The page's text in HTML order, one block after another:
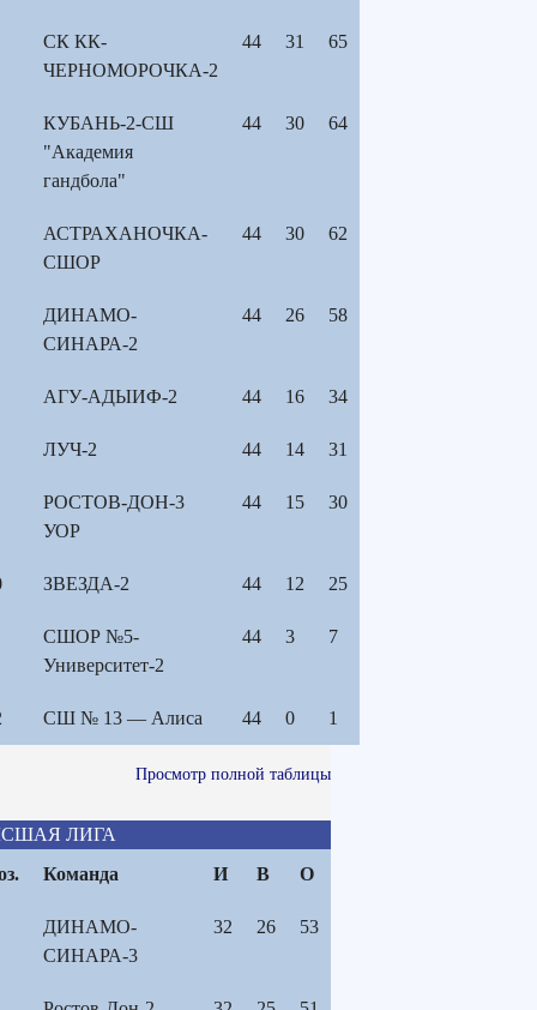
СК КК-
ЧЕРНОМОРОЧКА-2
44 31 65
КУБАНЬ-2-СШ
"Академия
гандбола"
44 30 64
АСТРАХАНОЧКА-
СШОР
44 30 62
ДИНАМО-
СИНАРА-2
44 26 58
АГУ-АДЫИФ-2 44 16 34
ЛУЧ-2 44 14 31
РОСТОВ-ДОН-3
УОР
44 15 30
ЗВЕЗДА-2 44 12 25
СШОР №5-
Университет-2
44 3 7
СШ № 13 — Алиса 44 0 1
Просмотр полной таблицы
ЛИГА
Команда И В О
ДИНАМО-
СИНАРА-3
32 26 53